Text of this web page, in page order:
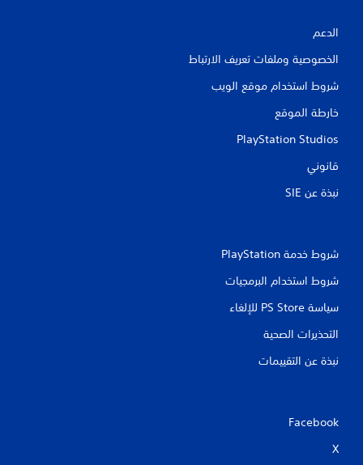
الدعم
الخصوصية وملفات تعريف الارتباط
شروط استخدام موقع الويب
خارطة الموقع
PlayStation Studios
قانوني
نبذة عن SIE‏
شروط خدمة PlayStation‏
شروط استخدام البرمجيات
سياسة PS Store للإلغاء
التحذيرات الصحية
نبذة عن التقييمات
Facebook
X